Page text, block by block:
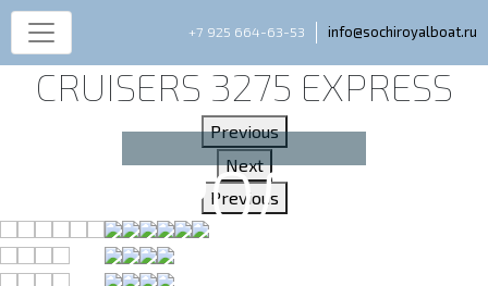
+7 925 664-63-53 info@sochiroyalboat.ru
CRUISERS 3275 EXPRESS
Previous
Next
Previous